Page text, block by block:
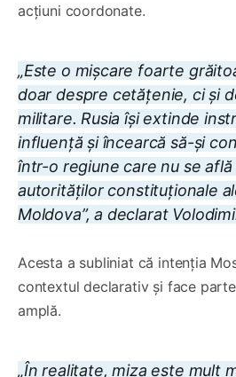
acțiuni coordonate.
„Este o mișcare foarte
doar despre cetățenie, ci și
militare. Rusia își extinde
influență și încearcă să-și
într-o regiune care nu se
autorităților constituționale
Moldova”, a declarat
Acesta a subliniat că intenția
contextul declarativ și face
amplă.
„În realitate, miza este mult